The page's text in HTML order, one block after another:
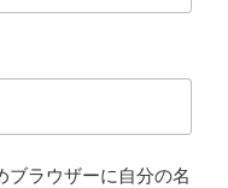
ブラウザーに自分の名